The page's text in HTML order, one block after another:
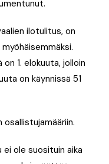
ilotulitus, on
1. elokuuta, jolloin
on käynnissä 51
ei ole suosituin aika